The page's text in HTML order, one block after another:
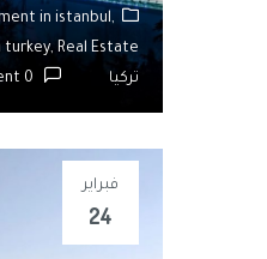
in istanbul,
turkey, Real Estate,
تركيا
فبراير
24